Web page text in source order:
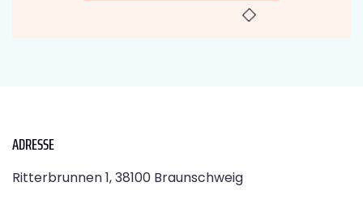
ADRESSE
Ritterbrunnen 1, 38100 Braunschweig